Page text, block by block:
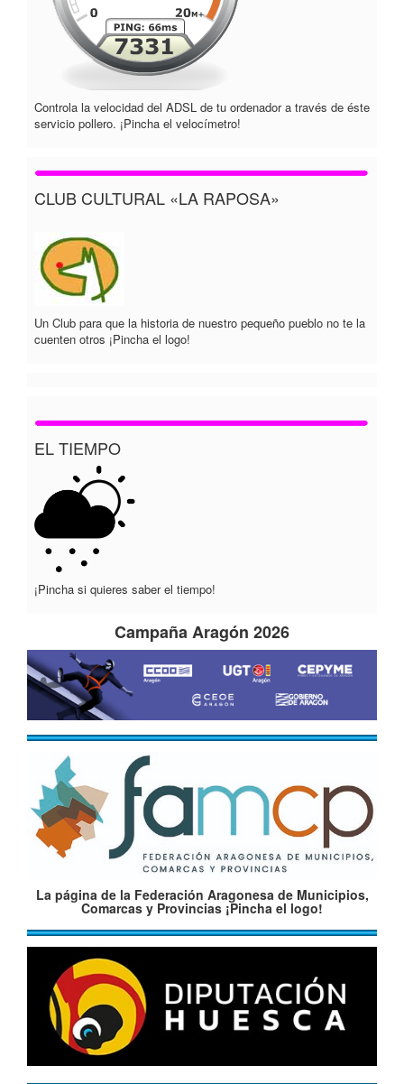
Controla la velocidad del ADSL de tu ordenador a través de éste
servicio pollero. ¡Pincha el velocímetro!
CLUB CULTURAL «LA RAPOSA»
Un Club para que la historia de nuestro pequeño pueblo no te la
cuenten otros ¡Pincha el logo!
EL TIEMPO
¡Pincha si quieres saber el tiempo!
Campaña Aragón 2026
La página de la Federación Aragonesa de Municipios,
Comarcas y Provincias ¡Pincha el logo!